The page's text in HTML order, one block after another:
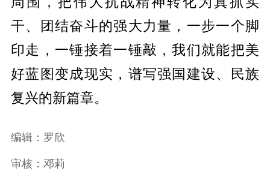
干、团结奋斗的强大力量，一步一个脚
印走，一锤接着一锤敲，我们就能把美
好蓝图变成现实，谱写强国建设、民族
复兴的新篇章。
编辑：罗欣
审核：邓莉